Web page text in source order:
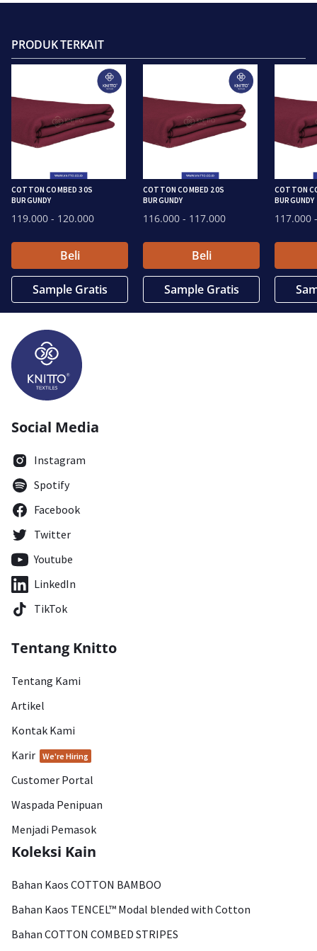
PRODUK TERKAIT
COTTON COMBED 30S
BURGUNDY
119.000 - 120.000
Beli
Sample Gratis
COTTON COMBED 20S
BURGUNDY
116.000 - 117.000
Beli
Sample Gratis
COTTON
BURGUNDY
117.000
Social Media
Instagram
Spotify
Facebook
Twitter
Youtube
LinkedIn
TikTok
Tentang Knitto
Tentang Kami
Artikel
Kontak Kami
Karir
We're Hiring
Customer Portal
Waspada Penipuan
Menjadi Pemasok
Koleksi Kain
Bahan Kaos COTTON BAMBOO
Bahan Kaos TENCEL™ Modal blended with Cotton
Bahan COTTON COMBED STRIPES